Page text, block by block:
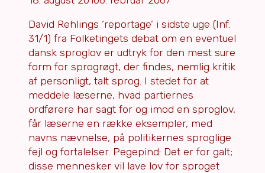
David Rehlings ‘reportage’ i sidste uge (Inf.
31/1) fra Folketingets debat om en eventuel
dansk sproglov er udtryk for den mest sure
form for sprogrøgt, der findes, nemlig kritik
af personligt, talt sprog. I stedet for at
meddele læserne, hvad partiernes
ordførere har sagt for og imod en sproglov,
får læserne en række eksempler, med
navns nævnelse, på politikernes sproglige
fejl og fortalelser. Pegepind: Det er for galt;
disse mennesker vil lave lov for sproget